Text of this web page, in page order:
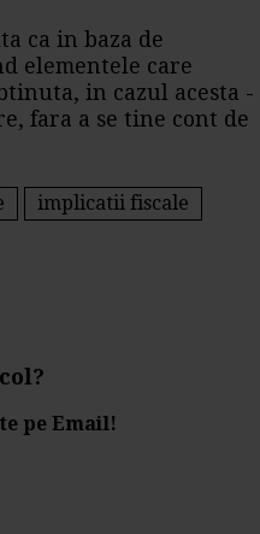
ca in baza de
elementele care
in cazul acesta -
fara a se tine cont de
implicatii fiscale
pe Email!